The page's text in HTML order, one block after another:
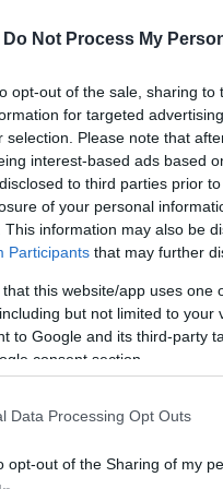
Do Not Process My
opt-out of the sale, sharing
for targeted
selection. Please note that
interest-based ads based
to third parties prior
of your personal
This information may also be
Participants that may further
that this website/app uses
but not limited to
to Google and its third-party
consent section.
Data Processing Opt Outs
opt-out of the Sharing of my
tart majd.
második ütemének
három hónapon át